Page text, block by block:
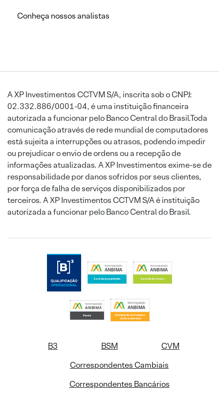
Conheça nossos analistas
A XP Investimentos CCTVM S/A, inscrita sob o CNPJ:
02.332.886/0001-04, é uma instituição financeira
autorizada a funcionar pelo Banco Central do Brasil.Toda
comunicação através de rede mundial de computadores
está sujeita a interrupções ou atrasos, podendo impedir
ou prejudicar o envio de ordens ou a recepção de
informações atualizadas. A XP Investimentos exime-se de
responsabilidade por danos sofridos por seus clientes,
por força de falha de serviços disponibilizados por
terceiros. A XP Investimentos CCTVM S/A é instituição
autorizada a funcionar pelo Banco Central do Brasil.
B3 BSM
CVM
Correspondentes Cambiais
Correspondentes Bancários